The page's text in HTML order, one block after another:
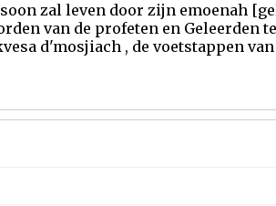
zal leven door zijn emoenah
van de profeten en Geleerden
d'mosjiach , de voetstappen